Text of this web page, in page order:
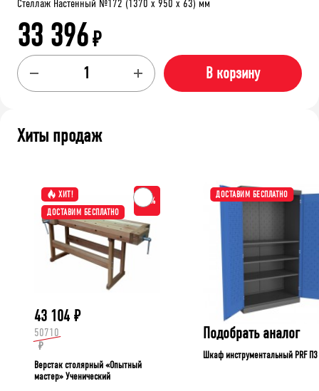
Стеллаж Настенный №172 (1370 х 950 х 63) мм
33 396₽
В корзину
Хиты продаж
ХИТ!
ДОСТАВИМ БЕСПЛАТНО
-15%
43 104 ₽
50710
₽
Верстак столярный «Опытный
мастер» Ученический
ДОСТАВИМ БЕСПЛАТНО
Подобрать аналог
Шкаф инструментальный PRF П3